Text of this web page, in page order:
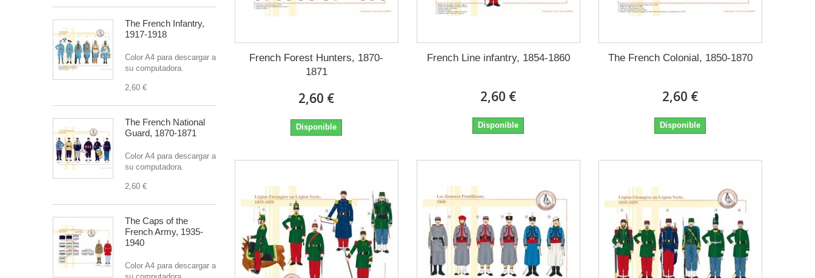
The French Infantry,
1917-1918
Color A4 para descargar a
su computadora.
2,60 €
The French National
Guard, 1870-1871
Color A4 para descargar a
su computadora.
2,60 €
The Caps of the
French Army, 1935-
1940
Color A4 para descargar a
French Forest Hunters, 1870-
1871
2,60 €
Disponible
French Line infantry, 1854-1860
2,60 €
Disponible
The French Colonial, 1850-1870
2,60 €
Disponible